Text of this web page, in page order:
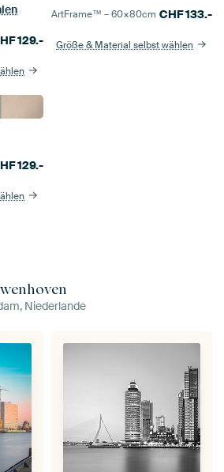
129.-
ArtFrame™ –60×80cm CHF133.-
Größe & Material selbst wählen
129.-
Niederlande